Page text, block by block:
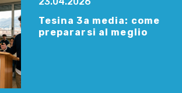
Tesina 3a media: come
prepararsi al meglio